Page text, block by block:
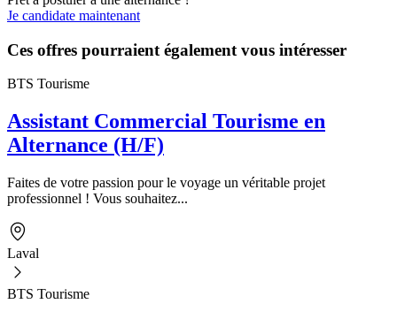
Je candidate maintenant
Ces offres pourraient également vous intéresser
BTS Tourisme
Assistant Commercial Tourisme en
Alternance (H/F)
Faites de votre passion pour le voyage un véritable projet
professionnel ! Vous souhaitez...
Laval
BTS Tourisme